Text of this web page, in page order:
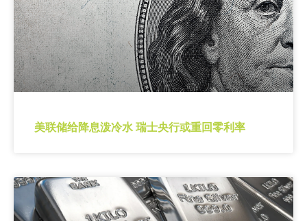
美联储给降息泼冷水 瑞士央行或重回零利率